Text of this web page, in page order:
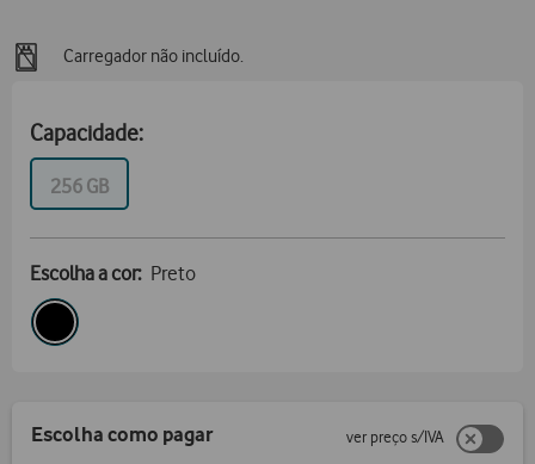
Carregador não incluído.
Capacidade:
256 GBGB
Escolha a cor: Preto
Escolha como pagar ver preço s/IVA